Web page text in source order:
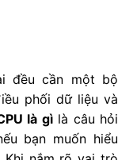
đều cần một bộ
phối dữ liệu và
là gìlà câu hỏi
bạn muốn hiểu